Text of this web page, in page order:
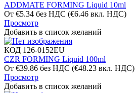
ADDMATE FORMING Liquid 10ml
От €5.34 без НДС (€6.46 вкл. НДС)
Просмотр
Добавить в список желаний
КОД 126-0152EU
CZR FORMING Liquid 100ml
От €39.86 без НДС (€48.23 вкл. НДС)
Просмотр
Добавить в список желаний